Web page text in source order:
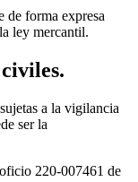
de forma expresa
ley mercantil.
a la vigilancia
ser la
220-007461 de